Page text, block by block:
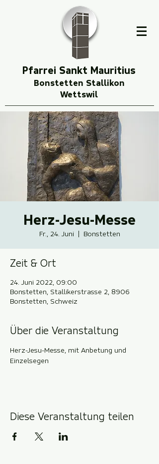
Pfarrei Sankt Mauritius
Bonstetten Stallikon
Wettswil
Herz-Jesu-Messe
Fr., 24. Juni Bonstetten
Zeit & Ort
24. Juni 2022, 09:00
Bonstetten, Stallikerstrasse 2, 8906
Bonstetten, Schweiz
Über die Veranstaltung
Herz-Jesu-Messe, mit Anbetung und
Einzelsegen
Diese Veranstaltung teilen